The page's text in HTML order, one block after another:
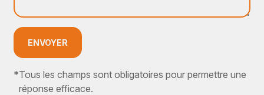
ENVOYER
*Tous les champs sont obligatoires pour permettre une
réponse efficace.